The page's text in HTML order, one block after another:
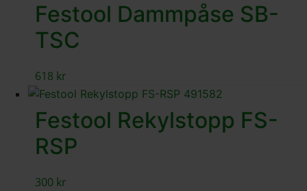
Festool Dammpåse SB-
TSC
618 kr
Festool Rekylstopp FS-
RSP
300 kr